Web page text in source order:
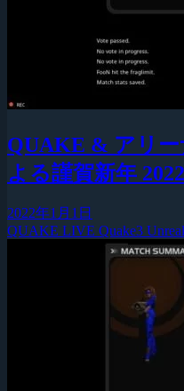
QUAKE & アリー
よる謹賀新年
2022年1月1日
QUAKE LIVE Quake3